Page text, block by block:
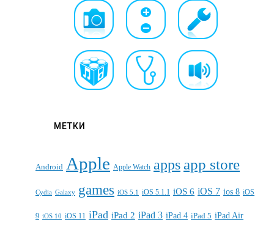
МЕТКИ
Android Apple Apple Watch apps app store
Cydia Galaxy games iOS 5.1 iOS 5.1.1 iOS 6 iOS 7 ios 8 iOS
9 iOS 10 iOS 11 iPad iPad 2 iPad 3 iPad 4 iPad 5 iPad Air